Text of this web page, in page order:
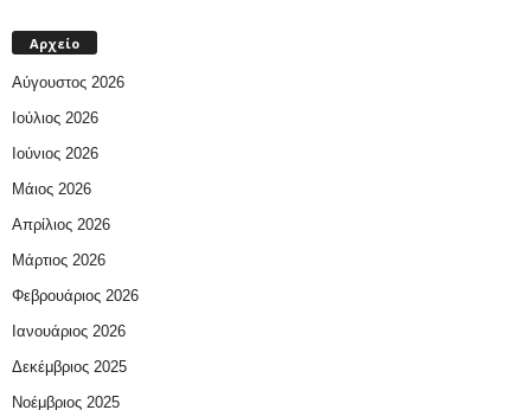
Αρχείο
Αύγουστος 2026
Ιούλιος 2026
Ιούνιος 2026
Μάιος 2026
Απρίλιος 2026
Μάρτιος 2026
Φεβρουάριος 2026
Ιανουάριος 2026
Δεκέμβριος 2025
Νοέμβριος 2025